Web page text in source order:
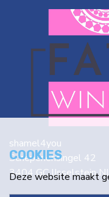
shamel4you
Schepenensingel 42
3404 GC IJsselstein
COOKIES
Deze website maakt